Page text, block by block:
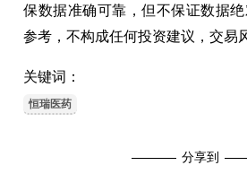
保数据准确可靠，但不保证数据
参考，不构成任何投资建议，交易
关键词：
恒瑞医药
分享到